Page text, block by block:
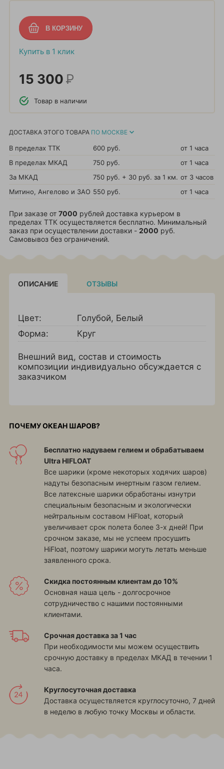
Купить в 1 клик
15 300Р
Товар в наличии
ДОСТАВКА ЭТОГО ТОВАРА ПО МОСКВЕ
В пределах ТТК 600 руб.
от 1 часа
В пределах МКАД
750 руб.
от 1 часа
За МКАД
750 руб. + 30 руб. за 1 км. от 3 часов
Митино, Ангелово и ЗАО 550 руб. от 1 часа
При заказе от 7000 рублей доставка курьером в
пределах ТТК осуществляется бесплатно. Минимальный
заказ при осуществлении доставки - 2000 руб.
Самовывоз без ограничений.
ОПИСАНИЕ ОТЗЫВЫ
Цвет: Голубой, Белый
Форма:
Круг
Внешний вид, состав и стоимость
композиции индивидуально обсуждается с
заказчиком
ПОЧЕМУ ОКЕАН ШАРОВ?
Бесплатно надуваем гелием и обрабатываем
Ultra HIFLOAT
Все шарики (кроме некоторых ходячих шаров)
надуты безопасным инертным газом гелием.
Все латексные шарики обработаны изнутри
специальным безопасным и экологически
нейтральным составом HiFloat, который
увеличивает срок полета более 3-х дней! При
срочном заказе, мы не успеем просушить
HiFloat, поэтому шарики могуть летать меньше
заявленного срока.
Скидка постоянным клиентам до 10%
Основная наша цель - долгосрочное
сотрудничество с нашими постоянными
клиентами.
Срочная доставка за 1 час
При необходимости мы можем осуществить
срочную доставку в пределах МКАД в течении 1
часа.
Круглосуточная доставка
Доставка осуществляется круглосуточно, 7 дней
в неделю в любую точку Москвы и области.